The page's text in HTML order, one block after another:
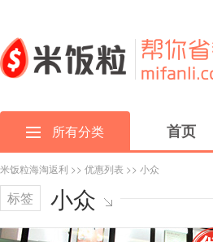
所有分类 首页
米饭粒海淘返利 >> 优惠列表 >> 小众
标签 小众